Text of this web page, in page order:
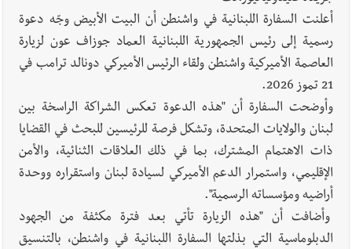
أعلنت السفارة اللبنانية في واشنطن أن البيت الأبيض وجّه دعوة
رسمية إلى رئيس الجمهورية اللبنانية العماد جوزاف عون لزيارة
العاصمة الأميركية واشنطن ولقاء الرئيس الأميركي دونالد ترامب في
21 تموز 2026.
وأوضحت السفارة أن "هذه الدعوة تعكس الشراكة الراسخة بين
لبنان والولايات المتحدة، وتشكل فرصة للرئيسين للبحث في القضايا
ذات الاهتمام المشترك، بما في ذلك العلاقات الثنائية، والأمن
الإقليمي، واستمرار الدعم الأميركي لسيادة لبنان واستقراره ووحدة
أراضيه ومؤسساته الرسمية".
وأضافت أن "هذه الزيارة تأتي بعد فترة مكثفة من الجهود
الدبلوماسية التي بذلتها السفارة اللبنانية في واشنطن، بالتنسيق